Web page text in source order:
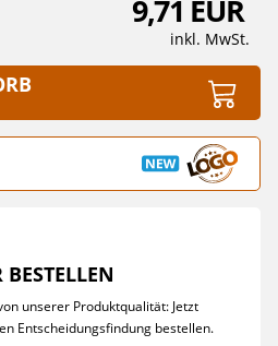
9,71 EUR
inkl. MwSt.
unserer Produktqualität: Jetzt
Entscheidungsfindung bestellen.